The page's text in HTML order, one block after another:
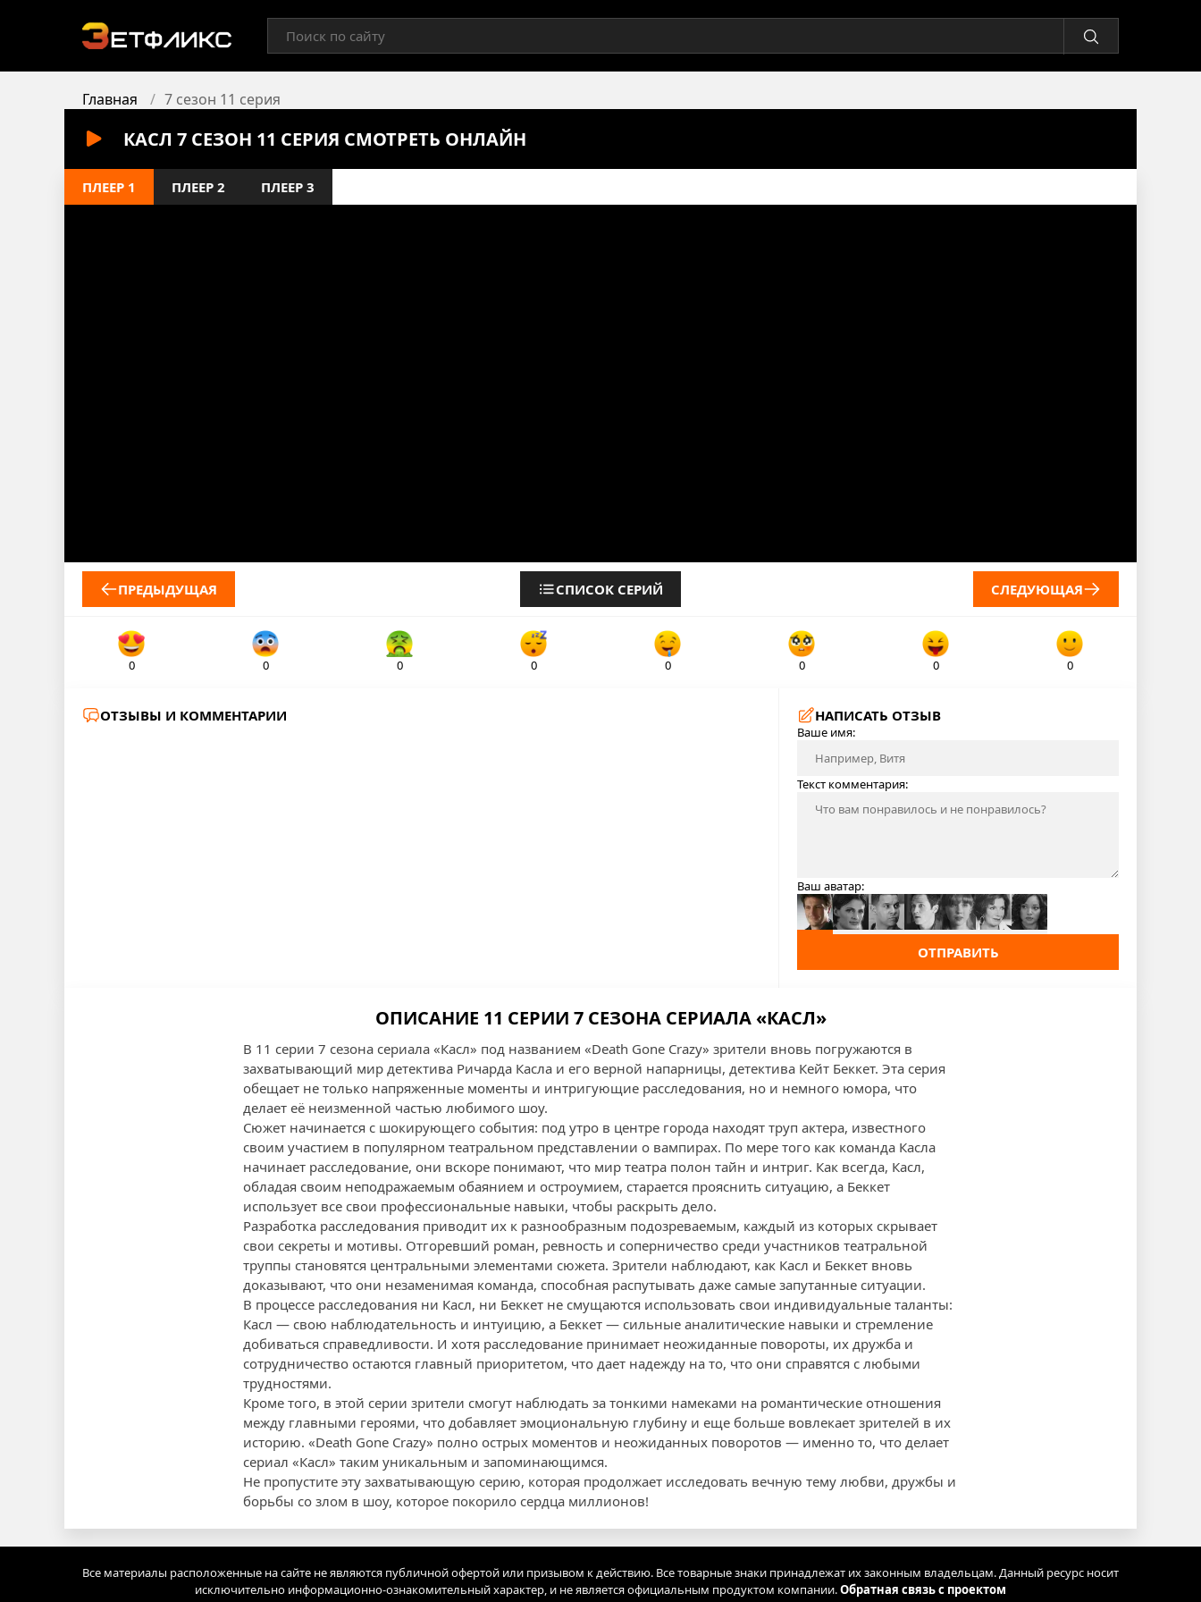
Главная 7 сезон 11 серия
КАСЛ 7 СЕЗОН 11 СЕРИЯ СМОТРЕТЬ ОНЛАЙН
ПЛЕЕР 1 ПЛЕЕР 2 ПЛЕЕР 3
ПРЕДЫДУЩАЯ СПИСОК СЕРИЙ СЛЕДУЮЩАЯ
0 0 0 0 0 0 0 0
ОТЗЫВЫ И КОММЕНТАРИИ НАПИСАТЬ ОТЗЫВ
Ваше имя:
Текст комментария:
Ваш аватар:
ОТПРАВИТЬ
ОПИСАНИЕ 11 СЕРИИ 7 СЕЗОНА СЕРИАЛА «КАСЛ»
В 11 серии 7 сезона сериала «Касл» под названием «Death Gone Crazy» зрители вновь погружаются в
захватывающий мир детектива Ричарда Касла и его верной напарницы, детектива Кейт Беккет. Эта серия
обещает не только напряженные моменты и интригующие расследования, но и немного юмора, что
делает её неизменной частью любимого шоу.
Сюжет начинается с шокирующего события: под утро в центре города находят труп актера, известного
своим участием в популярном театральном представлении о вампирах. По мере того как команда Касла
начинает расследование, они вскоре понимают, что мир театра полон тайн и интриг. Как всегда, Касл,
обладая своим неподражаемым обаянием и остроумием, старается прояснить ситуацию, а Беккет
использует все свои профессиональные навыки, чтобы раскрыть дело.
Разработка расследования приводит их к разнообразным подозреваемым, каждый из которых скрывает
свои секреты и мотивы. Отгоревший роман, ревность и соперничество среди участников театральной
труппы становятся центральными элементами сюжета. Зрители наблюдают, как Касл и Беккет вновь
доказывают, что они незаменимая команда, способная распутывать даже самые запутанные ситуации.
В процессе расследования ни Касл, ни Беккет не смущаются использовать свои индивидуальные таланты:
Касл — свою наблюдательность и интуицию, а Беккет — сильные аналитические навыки и стремление
добиваться справедливости. И хотя расследование принимает неожиданные повороты, их дружба и
сотрудничество остаются главный приоритетом, что дает надежду на то, что они справятся с любыми
трудностями.
Кроме того, в этой серии зрители смогут наблюдать за тонкими намеками на романтические отношения
между главными героями, что добавляет эмоциональную глубину и еще больше вовлекает зрителей в их
историю. «Death Gone Crazy» полно острых моментов и неожиданных поворотов — именно то, что делает
сериал «Касл» таким уникальным и запоминающимся.
Не пропустите эту захватывающую серию, которая продолжает исследовать вечную тему любви, дружбы и
борьбы со злом в шоу, которое покорило сердца миллионов!
Все материалы расположенные на сайте не являются публичной офертой или призывом к действию. Все товарные знаки принадлежат их законным владельцам. Данный ресурс носит
исключительно информационно-ознакомительный характер, и не является официальным продуктом компании.Обратная связь с проектом